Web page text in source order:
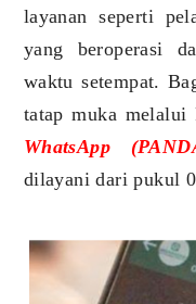
layanan seperti
yang beroperasi
waktu setempat.
tatap muka melalui
WhatsApp
dilayani dari pukul